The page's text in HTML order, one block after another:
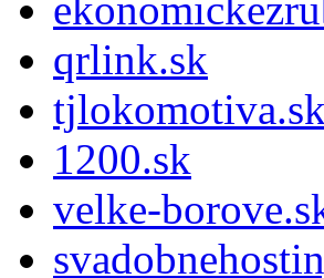
qrlink.sk
tjlokomotiva.sk
1200.sk
velke-